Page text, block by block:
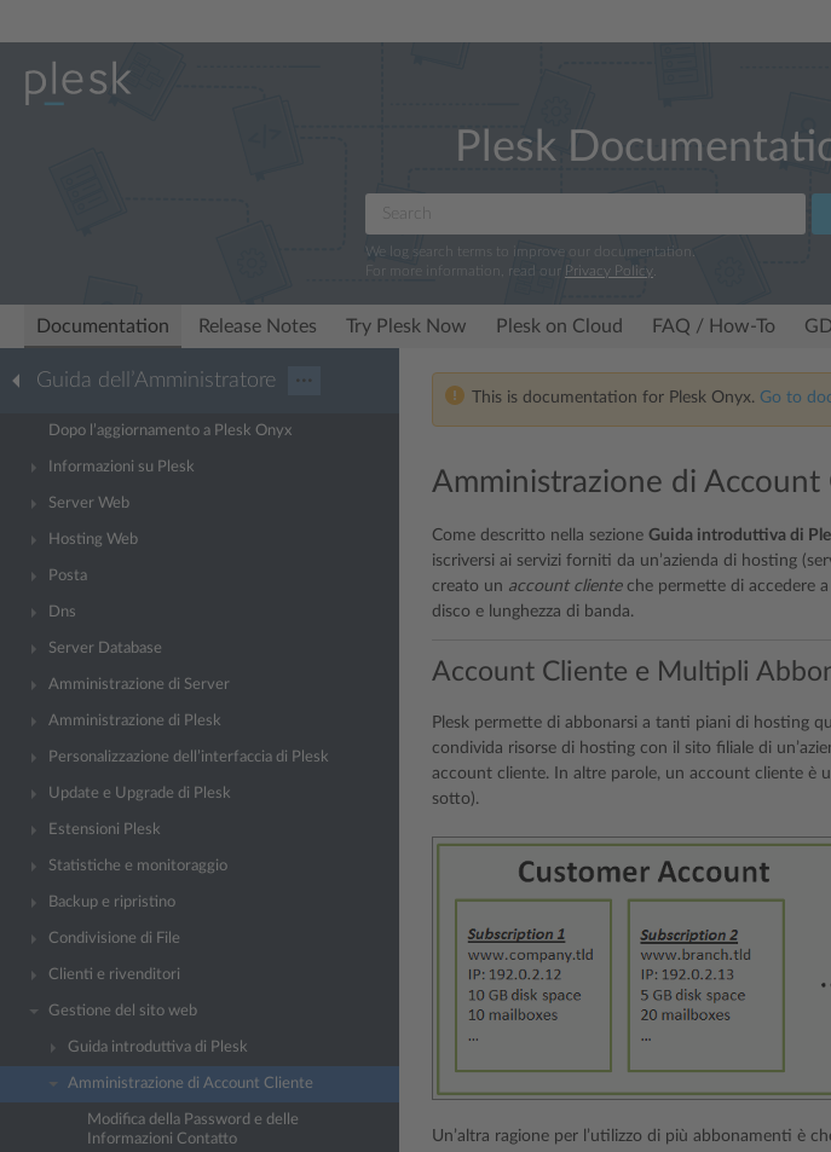
Plesk
We log search terms to improve our documentation.
For more information, read our Privacy Policy
Documentation Release Notes Try Plesk Now Plesk on Cloud FAQ / How-To
Guida dell’Amministratore ···
Dopo l’aggiornamento a Plesk Onyx
Informazioni su Plesk
Server Web
Hosting Web
Posta
Dns
Server Database
Amministrazione di Server
Amministrazione di Plesk
Personalizzazione dell’interfaccia di Plesk
Update e Upgrade di Plesk
Estensioni Plesk
Statistiche e monitoraggio
Backup e ripristino
Condivisione di File
Clienti e rivenditori
Gestione del sito web
Guida introduttiva di Plesk
Amministrazione di Account Cliente
Modifica della Password e delle
Informazioni Contatto
This is documentation for Plesk Onyx. Go to
Amministrazione di Account
Come descritto nella sezione Guida introduttiva di
iscriversi ai servizi forniti da un’azienda di hosting
creato un account clienteche permette di accedere a
disco e lunghezza di banda.
Account Cliente e Multipli
Plesk permette di abbonarsi a tanti piani di hosting
condivida risorse di hosting con il sito filiale di
account cliente. In altre parole, un account cliente è
sotto).
Un’altra ragione per l’utilizzo di più abbonamenti è